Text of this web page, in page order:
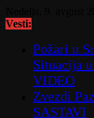
to
Vesti:
Požari u
Situacija
VIDEO
Zvezdi
SASTAVI